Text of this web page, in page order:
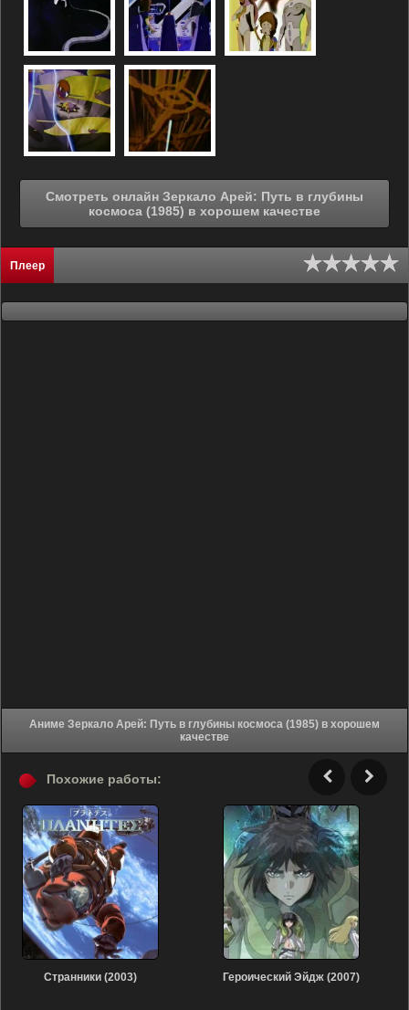
Смотреть онлайн Зеркало Арей: Путь в глубины
космоса (1985) в хорошем качестве
Плеер
Аниме Зеркало Арей: Путь в глубины космоса (1985) в хорошем
качестве
Похожие работы:
Странники (2003) Героический Эйдж (2007)